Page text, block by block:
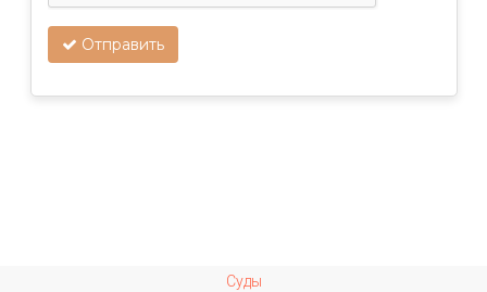
Отправить
Суды